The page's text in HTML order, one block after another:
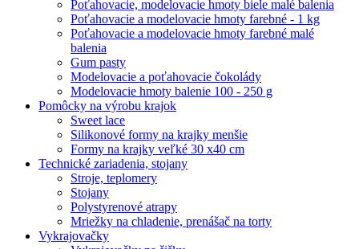
Poťahovacie, modelovacie hmoty biele malé balenia
Poťahovacie a modelovacie hmoty farebné - 1 kg
Poťahovacie a modelovacie hmoty farebné malé
balenia
Gum pasty
Modelovacie a poťahovacie čokolády
Modelovacie hmoty balenie 100 - 250 g
Pomôcky na výrobu krajok
Sweet lace
Silikonové formy na krajky menšie
Formy na krajky veľké 30 x40 cm
Technické zariadenia, stojany
Stroje, teplomery
Stojany
Polystyrenové atrapy
Mriežky na chladenie, prenášač na torty
Vykrajovačky